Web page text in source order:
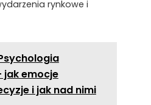
rynkowe i
emocje
i jak nad nimi